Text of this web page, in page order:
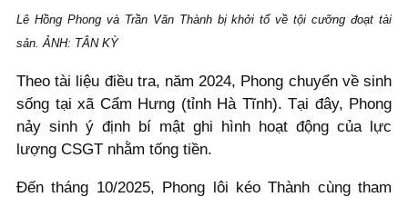
Lê Hồng Phong và Trần Văn Thành bị khởi tố về tội cưỡng đoạt tài
sản. ẢNH: TÂN KỲ
Theo tài liệu điều tra, năm 2024, Phong chuyển về sinh
sống tại xã Cẩm Hưng (tỉnh Hà Tĩnh). Tại đây, Phong
nảy sinh ý định bí mật ghi hình hoạt động của lực
lượng CSGT nhằm tống tiền.
Đến tháng 10/2025, Phong lôi kéo Thành cùng tham